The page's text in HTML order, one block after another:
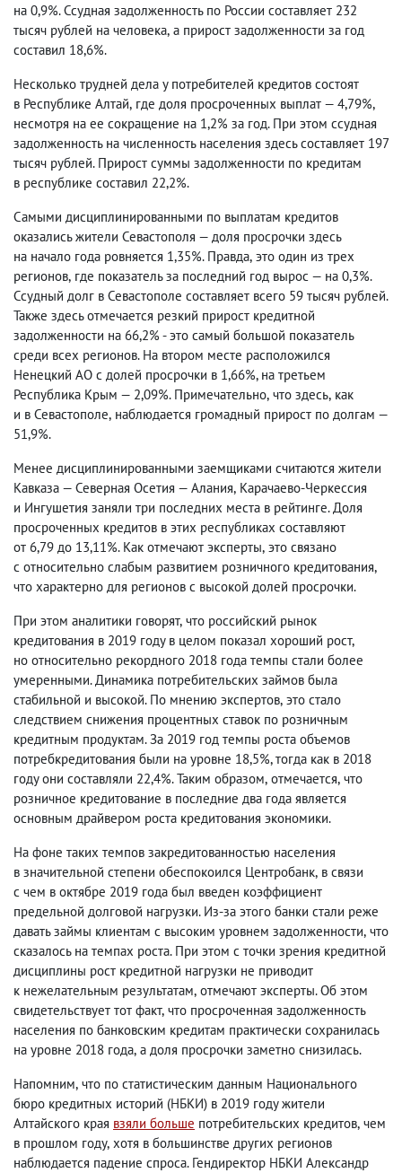
на 0,9%. Ссудная задолженность по России составляет 232
тысяч рублей на человека, а прирост задолженности за год
составил 18,6%.
Несколько трудней дела у потребителей кредитов состоят
в Республике Алтай, где доля просроченных выплат — 4,79%,
несмотря на ее сокращение на 1,2% за год. При этом ссудная
задолженность на численность населения здесь составляет 197
тысяч рублей. Прирост суммы задолженности по кредитам
в республике составил 22,2%.
Самыми дисциплинированными по выплатам кредитов
оказались жители Севастополя — доля просрочки здесь
на начало года ровняется 1,35%. Правда, это один из трех
регионов, где показатель за последний год вырос — на 0,3%.
Ссудный долг в Севастополе составляет всего 59 тысяч рублей.
Также здесь отмечается резкий прирост кредитной
задолженности на 66,2% - это самый большой показатель
среди всех регионов. На втором месте расположился
Ненецкий АО с долей просрочки в 1,66%, на третьем
Республика Крым — 2,09%. Примечательно, что здесь, как
и в Севастополе, наблюдается громадный прирост по долгам —
51,9%.
Менее дисциплинированными заемщиками считаются жители
Кавказа — Северная Осетия — Алания, Карачаево-Черкессия
и Ингушетия заняли три последних места в рейтинге. Доля
просроченных кредитов в этих республиках составляют
от 6,79 до 13,11%. Как отмечают эксперты, это связано
с относительно слабым развитием розничного кредитования,
что характерно для регионов с высокой долей просрочки.
При этом аналитики говорят, что российский рынок
кредитования в 2019 году в целом показал хороший рост,
но относительно рекордного 2018 года темпы стали более
умеренными. Динамика потребительских займов была
стабильной и высокой. По мнению экспертов, это стало
следствием снижения процентных ставок по розничным
кредитным продуктам. За 2019 год темпы роста объемов
потребкредитования были на уровне 18,5%, тогда как в 2018
году они составляли 22,4%. Таким образом, отмечается, что
розничное кредитование в последние два года является
основным драйвером роста кредитования экономики.
На фоне таких темпов закредитованностью населения
в значительной степени обеспокоился Центробанк, в связи
с чем в октябре 2019 года был введен коэффициент
предельной долговой нагрузки. Из-за этого банки стали реже
давать займы клиентам с высоким уровнем задолженности, что
сказалось на темпах роста. При этом с точки зрения кредитной
дисциплины рост кредитной нагрузки не приводит
к нежелательным результатам, отмечают эксперты. Об этом
свидетельствует тот факт, что просроченная задолженность
населения по банковским кредитам практически сохранилась
на уровне 2018 года, а доля просрочки заметно снизилась.
Напомним, что по статистическим данным Национального
бюро кредитных историй (НБКИ) в 2019 году жители
Алтайского края взяли больше потребительских кредитов, чем
в прошлом году, хотя в большинстве других регионов
наблюдается падение спроса. Гендиректор НБКИ Александр